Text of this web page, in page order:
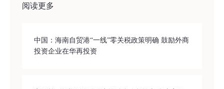
阅读更多
中国：海南自贸港“一线”零关税政策明确 鼓励外商
投资企业在华再投资